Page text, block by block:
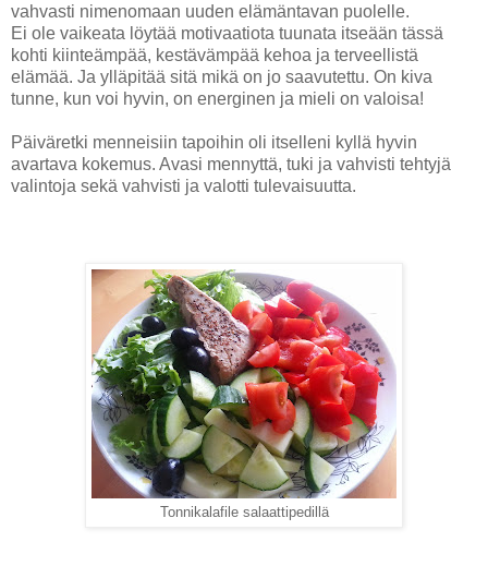
vahvasti nimenomaan uuden elämäntavan puolelle.
Ei ole vaikeata löytää motivaatiota tuunata itseään tässä
kohti kiinteämpää, kestävämpää kehoa ja terveellistä
elämää. Ja ylläpitää sitä mikä on jo saavutettu. On kiva
tunne, kun voi hyvin, on energinen ja mieli on valoisa!
Päiväretki menneisiin tapoihin oli itselleni kyllä hyvin
avartava kokemus. Avasi mennyttä, tuki ja vahvisti tehtyjä
valintoja sekä vahvisti ja valotti tulevaisuutta.
Tonnikalafile salaattipedillä